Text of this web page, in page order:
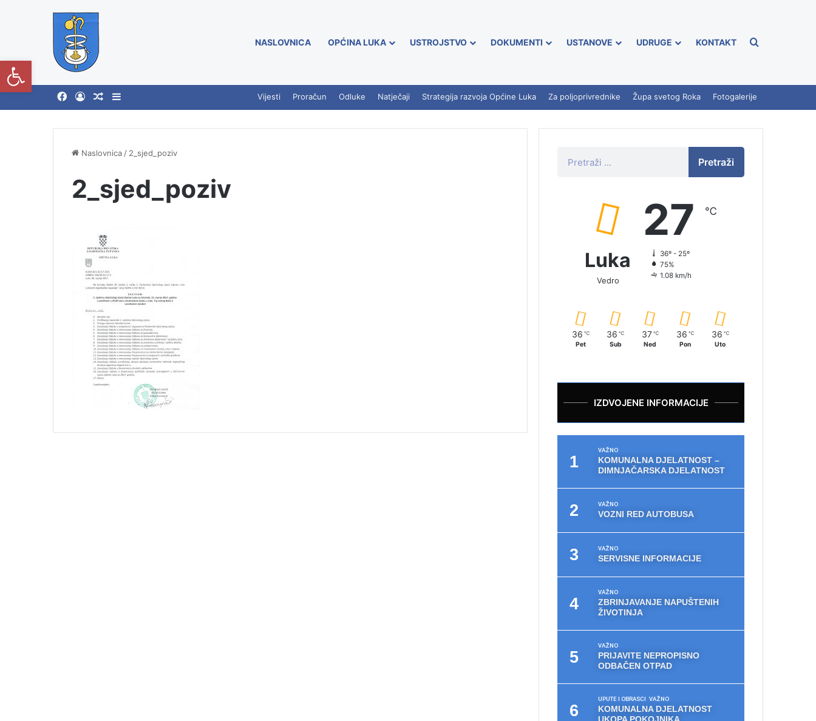
NASLOVNICA OPĆINA LUKA USTROJSTVO DOKUMENTI USTANOVE UDRUGE KONTAKT
Vijesti Proračun Odluke Natječaji Strategija razvoja Općine Luka Za poljoprivrednike Župa svetog Roka Fotogalerije
Naslovnica / 2_sjed_poziv
2_sjed_poziv
Pretraži
Luka
Vedro
27 ℃
36º - 25º
75%
1.08 km/h
36 ℃
Pet
36 ℃
Sub
37 ℃
Ned
36 ℃
Pon
36 ℃
Uto
IZDVOJENE INFORMACIJE
VAŽNO
KOMUNALNA DJELATNOST –
DIMNJAČARSKA DJELATNOST
VAŽNO
VOZNI RED AUTOBUSA
VAŽNO
SERVISNE INFORMACIJE
VAŽNO
ZBRINJAVANJE NAPUŠTENIH
ŽIVOTINJA
VAŽNO
PRIJAVITE NEPROPISNO
ODBAČEN OTPAD
UPUTE I OBRASCI VAŽNO
KOMUNALNA DJELATNOST
Open toolbar